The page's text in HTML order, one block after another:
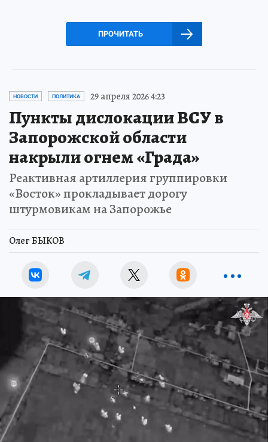
ПРОЧИТАТЬ
НОВОСТИ ПОЛИТИКА 29 апреля 2026 4:23
Пункты дислокации ВСУ в
Запорожской области
накрыли огнем «Града»
Реактивная артиллерия группировки
«Восток» прокладывает дорогу
штурмовикам на Запорожье
Олег БЫКОВ